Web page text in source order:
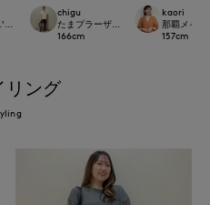
chigu
たまプラーザ東急I.T.'S.international
166cm
kaori
那覇メイ
157cm
リング